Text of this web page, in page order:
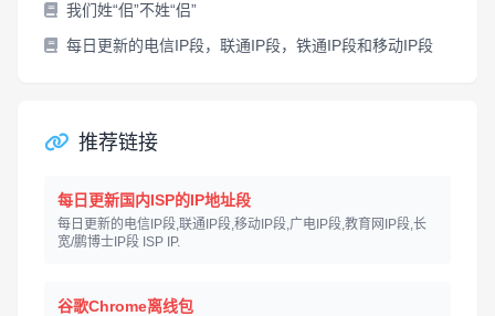
我们姓“佀”不姓“侣”
每日更新的电信IP段，联通IP段，铁通IP段和移动IP段
推荐链接
每日更新国内ISP的IP地址段
每日更新的电信IP段,联通IP段,移动IP段,广电IP段,教育网IP段,长
宽/鹏博士IP段 ISP IP.
谷歌Chrome离线包